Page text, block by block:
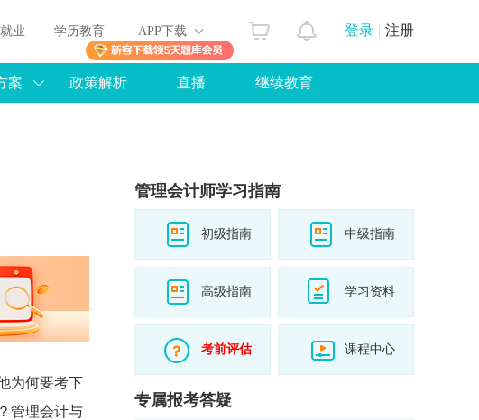
登录 注册
业 学历教育 APP下载
案 政策解析 直播 继续教育
为何要考下
管理会计与
管理会计师学习指南
初级指南 中级指南
高级指南 学习资料
考前评估 课程中心
专属报考答疑